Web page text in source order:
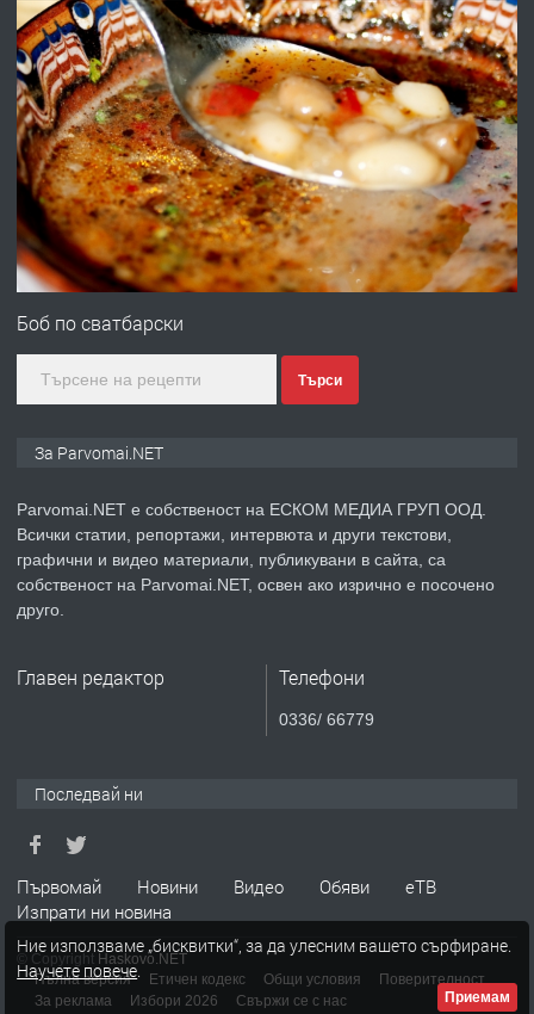
преди 1 година
ПРЕДЛАГА Работа за общи работници
преди 1 година
ПРЕДЛАГА
Първи поход "По стъпките на Ангел
преди 1 година
ПРЕДЛАГА Уроци по Математика
ТЪРСИ Търсим работник
Боб по сватбарски
Търси
За Parvomai.NET
Parvomai.NET е собственост на ЕСКОМ МЕДИА ГРУП ООД.
Всички статии, репортажи, интервюта и други текстови,
графични и видео материали, публикувани в сайта, са
собственост на Parvomai.NET, освен ако изрично е посочено
друго.
Главен редактор Телефони
0336/ 66779
Последвай ни
Първомай Новини Видео Обяви
еТВ
Изпрати ни новина
© Copyright Haskovo.NET
Пълна версия
Етичен кодекс Общи условия
Поверителност
За реклама
Избори 2026 Свържи се с нас
Ние използваме „бисквитки“, за да улесним вашето сърфиране.
Научете повече.
Приемам